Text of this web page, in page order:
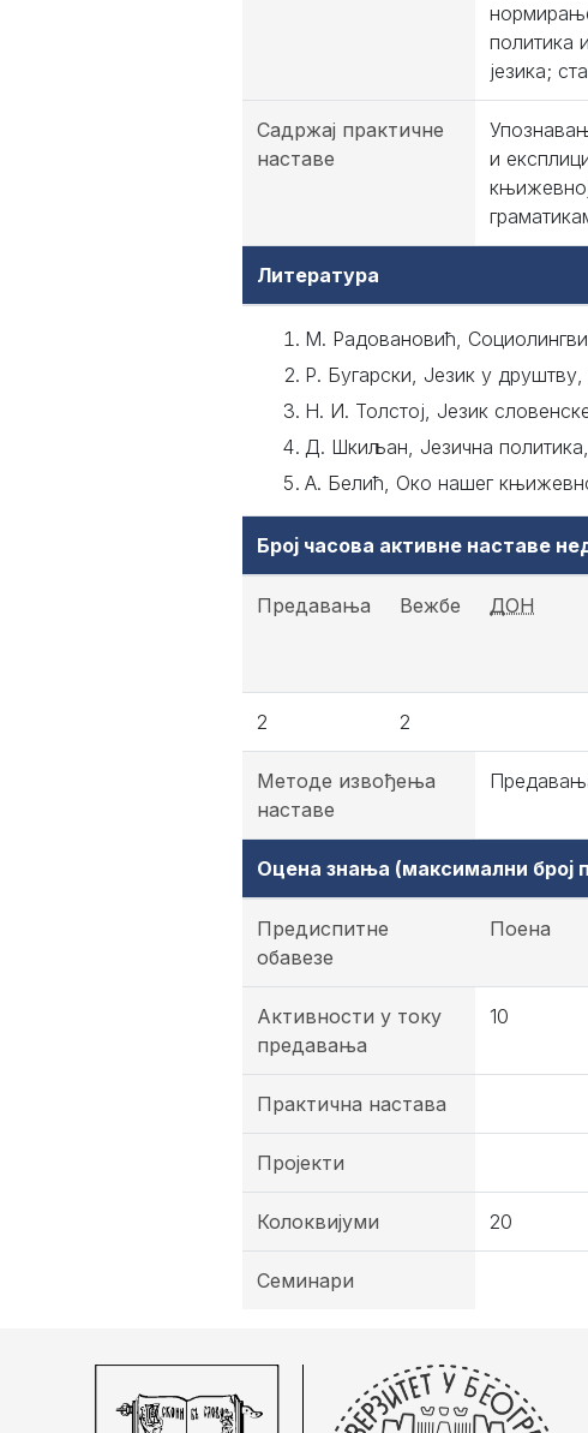
политика
језика;
Садржај практичне
наставе
и
Литература
М. Радовановић,
Р. Бугарски, Језик у
Н. И. Толстој, Језик
Д. Шкиљан, Језична
А. Белић, Око нашег
Број часова активне наставе
Предавања Вежбе ДОН
2 2
Методе извођења
наставе
Оцена знања (максимални број
Предиспитне
обавезе
Поена
Активности у току
предавања
10
Практична настава
Пројекти
Колоквијуми 20
Семинари